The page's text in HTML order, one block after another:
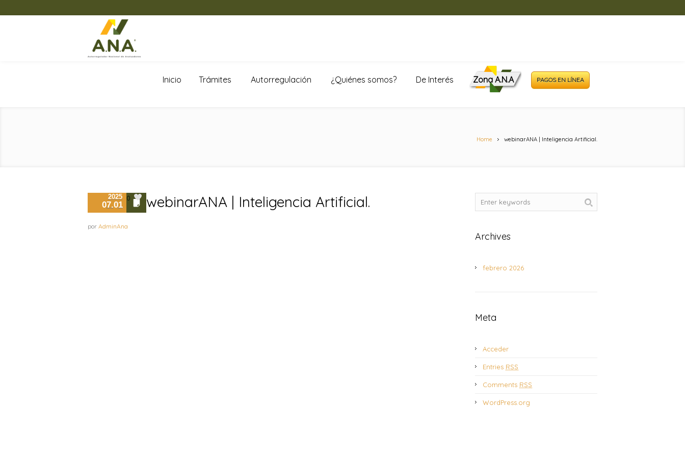
Inicio Trámites Autorregulación ¿Quiénes somos? De Interés Zona A.N.A PAGOS EN LÍNEA
Home webinarANA | Inteligencia Artificial.
2025
07.01
0 webinarANA | Inteligencia Artificial.
por AdminAna
Archives
febrero 2026
Meta
Acceder
Entries RSS
Comments RSS
WordPress.org